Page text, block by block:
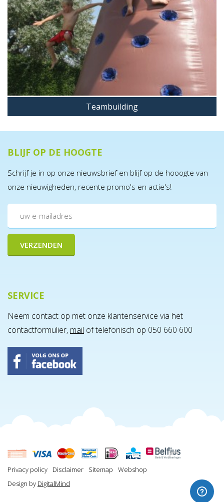
Teambuilding
BLIJF OP DE HOOGTE
Schrijf je in op onze nieuwsbrief en blijf op de hooogte van
onze nieuwigheden, recente promo's en actie's!
SERVICE
Neem contact op met onze klantenservice via het
contactformulier, mail of telefonisch op 050 660 600
Privacy policy Disclaimer Sitemap
Webshop
Design by DigitalMind